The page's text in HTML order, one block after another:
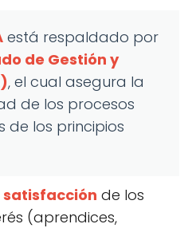
está respaldado por
de Gestión y
, el cual asegura la
de los procesos
de los principios
satisfacción de los
(aprendices,